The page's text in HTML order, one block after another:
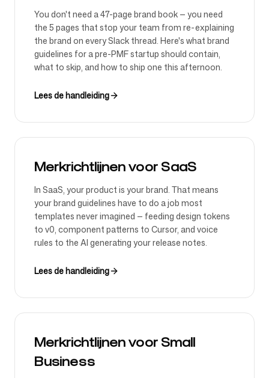
You don't need a 47-page brand book — you need
the 5 pages that stop your team from re-explaining
the brand on every Slack thread. Here's what brand
guidelines for a pre-PMF startup should contain,
what to skip, and how to ship one this afternoon.
Lees de handleiding
Merkrichtlijnen voor SaaS
In SaaS, your product is your brand. That means
your brand guidelines have to do a job most
templates never imagined — feeding design tokens
to v0, component patterns to Cursor, and voice
rules to the AI generating your release notes.
Lees de handleiding
Merkrichtlijnen voor Small
Business